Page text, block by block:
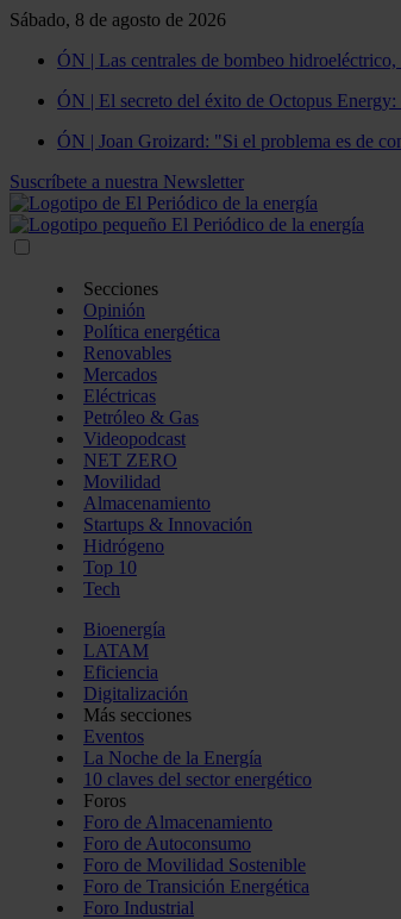
Sábado, 8 de agosto de 2026
ÓN | Las centrales de bombeo
ÓN | El secreto del éxito de Octopus
ÓN | Joan Groizard: "Si el problema es de
Suscríbete a nuestra Newsletter
Secciones
Opinión
Política energética
Renovables
Mercados
Eléctricas
Petróleo & Gas
Videopodcast
NET ZERO
Movilidad
Almacenamiento
Startups & Innovación
Hidrógeno
Top 10
Tech
Bioenergía
LATAM
Eficiencia
Digitalización
Más secciones
Eventos
La Noche de la Energía
10 claves del sector energético
Foros
Foro de Almacenamiento
Foro de Autoconsumo
Foro de Movilidad Sostenible
Foro de Transición Energética
Foro Industrial